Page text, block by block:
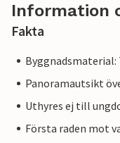
Information
Fakta
Byggnadsmaterial:
Panoramautsikt
Uthyres ej till
Första raden mot